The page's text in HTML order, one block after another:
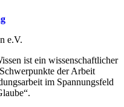
e.V.
ist ein wissenschaftlicher
der Arbeit
im Spannungsfeld